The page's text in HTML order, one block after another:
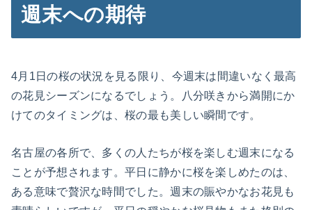
週末への期待
4月1日の桜の状況を見る限り、今週末は間違いなく最高
の花見シーズンになるでしょう。八分咲きから満開にか
けてのタイミングは、桜の最も美しい瞬間です。
名古屋の各所で、多くの人たちが桜を楽しむ週末になる
ことが予想されます。平日に静かに桜を楽しめたのは、
ある意味で贅沢な時間でした。週末の賑やかなお花見も